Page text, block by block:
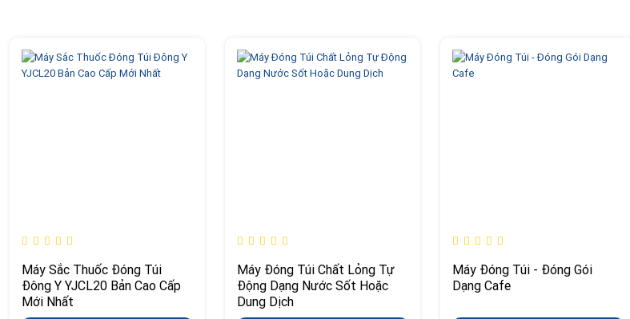
Máy Sắc Thuốc Đóng Túi
Đông Y YJCL20 Bản Cao Cấp
Mới Nhất
Máy Đóng Túi Chất Lỏng Tự
Động Dạng Nước Sốt Hoặc
Dung Dịch
Máy Đóng Túi - Đóng Gói
Dạng Cafe